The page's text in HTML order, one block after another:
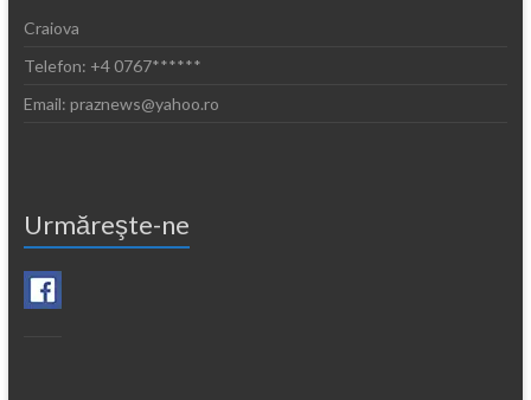
Craiova
Telefon: +4 0767******
Email: praznews@yahoo.ro
Urmăreşte-ne